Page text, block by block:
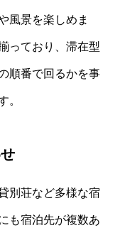
風景を楽しめま
っており、滞在型
順番で回るかを事
。
別荘など多様な宿
も宿泊先が複数あ